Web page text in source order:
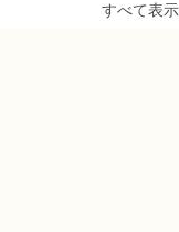
すべて表示